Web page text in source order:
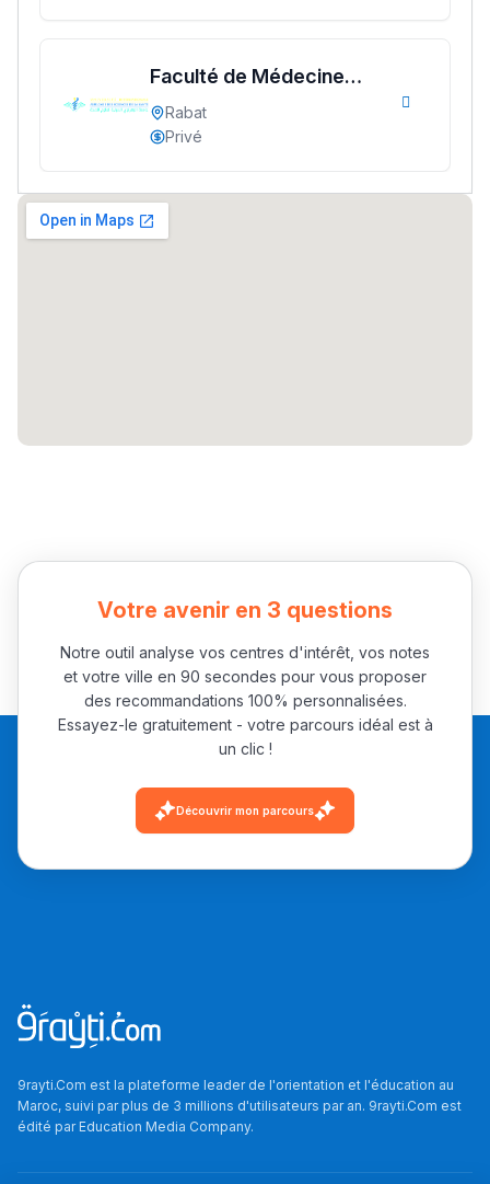
يلقاو التوازن من الدّاخل
المبدع فمجال الديكور و
2011 بدّلاتني بزّاف، مسار
إلياس أريدال، إطار
فمنظّمة دولية
مهنة التّرجمة، العمل
التّطوّعي، التّشبيك و
أشياء أخرى مع مامودو
بطلة المغرب فالقفز
الطولي، ملاك البردع
فالرّياضة و الدّراسة
Faculté de Médecine
Abulcasis
Rabat
Privé
Votre avenir en 3 questions
Notre outil analyse vos centres d'intérêt, vos notes
et votre ville en 90 secondes pour vous proposer
des recommandations 100% personnalisées.
Essayez-le gratuitement - votre parcours idéal est à
un clic !
Découvrir mon parcours
9rayti.Com est la plateforme leader de l'orientation et l'éducation au
Maroc, suivi par plus de 3 millions d'utilisateurs par an. 9rayti.Com est
édité parEducation Media Company.